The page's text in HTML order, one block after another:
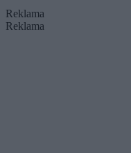
Reklama
Reklama